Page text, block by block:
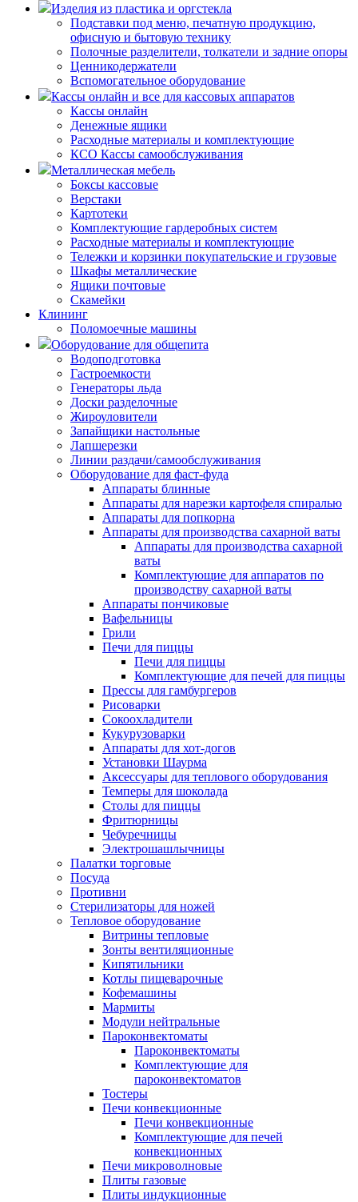
Изделия из пластика и оргстекла
Подставки под меню, печатную продукцию,
офисную и бытовую технику
Полочные разделители, толкатели и задние опоры
Ценникодержатели
Вспомогательное оборудование
Кассы онлайн и все для кассовых аппаратов
Кассы онлайн
Денежные ящики
Расходные материалы и комплектующие
КСО Кассы самообслуживания
Металлическая мебель
Боксы кассовые
Верстаки
Картотеки
Комплектующие гардеробных систем
Расходные материалы и комплектующие
Тележки и корзинки покупательские и грузовые
Шкафы металлические
Ящики почтовые
Скамейки
Клининг
Поломоечные машины
Оборудование для общепита
Водоподготовка
Гастроемкости
Генераторы льда
Доски разделочные
Жироуловители
Запайщики настольные
Лапшерезки
Линии раздачи/самообслуживания
Оборудование для фаст-фуда
Аппараты блинные
Аппараты для нарезки картофеля спиралью
Аппараты для попкорна
Аппараты для производства сахарной ваты
Аппараты для производства сахарной
ваты
Комплектующие для аппаратов по
производству сахарной ваты
Аппараты пончиковые
Вафельницы
Грили
Печи для пиццы
Печи для пиццы
Комплектующие для печей для пиццы
Прессы для гамбургеров
Рисоварки
Сокоохладители
Кукурузоварки
Аппараты для хот-догов
Установки Шаурма
Аксессуары для теплового оборудования
Темперы для шоколада
Столы для пиццы
Фритюрницы
Чебуречницы
Электрошашлычницы
Палатки торговые
Посуда
Противни
Стерилизаторы для ножей
Тепловое оборудование
Витрины тепловые
Зонты вентиляционные
Кипятильники
Котлы пищеварочные
Кофемашины
Мармиты
Модули нейтральные
Пароконвектоматы
Пароконвектоматы
Комплектующие для
пароконвектоматов
Тостеры
Печи конвекционные
Печи конвекционные
Комплектующие для печей
конвекционных
Печи микроволновые
Плиты газовые
Плиты индукционные